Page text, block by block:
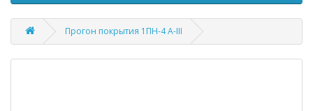
Прогон покрытия 1ПН-4 А-III